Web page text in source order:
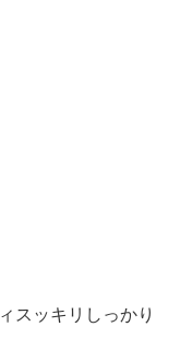
スッキリ しっかり